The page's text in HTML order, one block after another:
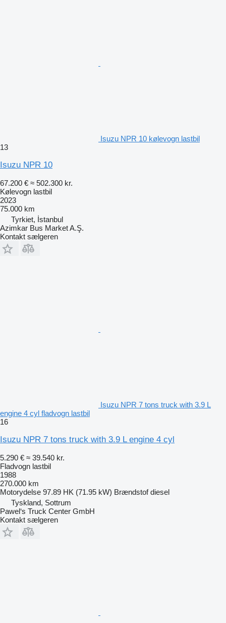
Isuzu NPR 10 kølevogn lastbil
13
Isuzu NPR 10
67.200 € ≈ 502.300 kr.
Kølevogn lastbil
2023
75.000 km
Tyrkiet, İstanbul
Azimkar Bus Market A.Ş.
Kontakt sælgeren
Isuzu NPR 7 tons truck with 3.9 L
engine 4 cyl fladvogn lastbil
16
Isuzu NPR 7 tons truck with 3.9 L engine 4 cyl
5.290 € ≈ 39.540 kr.
Fladvogn lastbil
1988
270.000 km
Motorydelse 97.89 HK (71.95 kW) Brændstof diesel
Tyskland, Sottrum
Pawel‘s Truck Center GmbH
Kontakt sælgeren